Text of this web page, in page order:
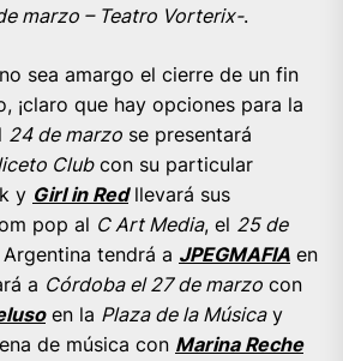
marzo – Teatro Vorterix-.
sea amargo el cierre de un fin
¡claro que hay opciones para la
24 de marzo se presentará
Clubcon su particular
y Girl in Redllevará sus
pop al C Art Media, el 25 de
tendrá a JPEGMAFIA en
a Córdoba el 27 de marzo con
en la Plaza de la Músicay
de música con Marina Reche